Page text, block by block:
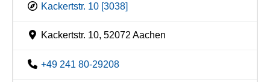
Kackertstr. 10 [3038]
Kackertstr. 10, 52072 Aachen
+49 241 80-29208